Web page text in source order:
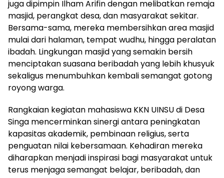
juga dipimpin Ilham Arifin dengan melibatkan remaja
masjid, perangkat desa, dan masyarakat sekitar.
Bersama-sama, mereka membersihkan area masjid
mulai dari halaman, tempat wudhu, hingga peralatan
ibadah. Lingkungan masjid yang semakin bersih
menciptakan suasana beribadah yang lebih khusyuk
sekaligus menumbuhkan kembali semangat gotong
royong warga.
Rangkaian kegiatan mahasiswa KKN UINSU di Desa
Singa mencerminkan sinergi antara peningkatan
kapasitas akademik, pembinaan religius, serta
penguatan nilai kebersamaan. Kehadiran mereka
diharapkan menjadi inspirasi bagi masyarakat untuk
terus menjaga semangat belajar, beribadah, dan